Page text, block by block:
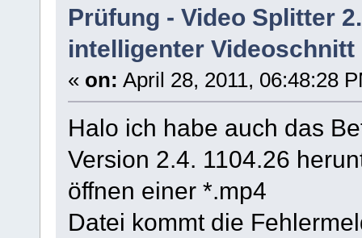
Prüfung - Video Splitter
intelligenter Videoschnitt
« on: April 28, 2011, 06:48:28
Halo ich habe auch das
Version 2.4. 1104.26
öffnen einer *.mp4
Datei kommt die